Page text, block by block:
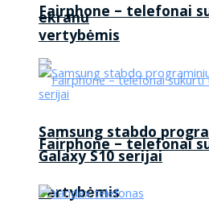
ekranu
Fairphone – telefonai
vertybėmis
Fairphone – telefonai
vertybėmis
Samsung stabdo
Galaxy S10 serijai